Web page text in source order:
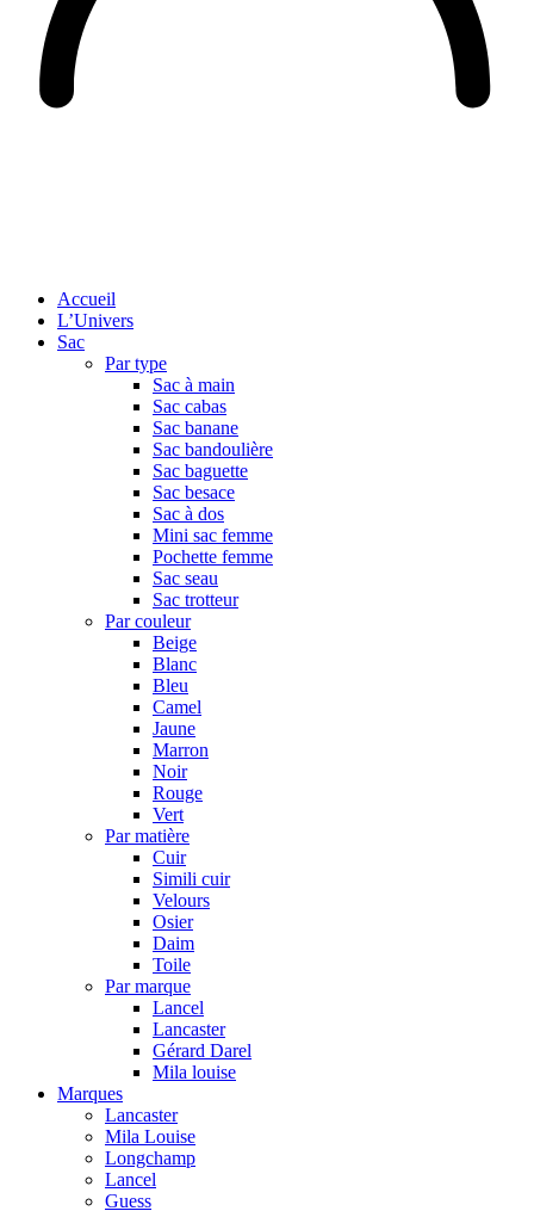
Accueil
L’Univers
Sac
Par type
Sac à main
Sac cabas
Sac banane
Sac bandoulière
Sac baguette
Sac besace
Sac à dos
Mini sac femme
Pochette femme
Sac seau
Sac trotteur
Par couleur
Beige
Blanc
Bleu
Camel
Jaune
Marron
Noir
Rouge
Vert
Par matière
Cuir
Simili cuir
Velours
Osier
Daim
Toile
Par marque
Lancel
Lancaster
Gérard Darel
Mila louise
Marques
Lancaster
Mila Louise
Longchamp
Lancel
Guess